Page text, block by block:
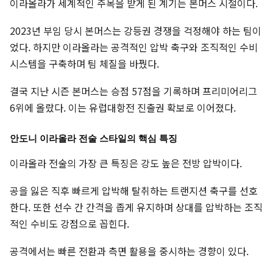
이라올라가 세계적인 주목을 받게 된 계기는 본머스 시절이다.
2023년 부임 당시 본머스는 강등권 경쟁을 걱정해야 하는 팀이
었다. 하지만 이라올라는 공격적인 압박 축구와 조직적인 수비
시스템을 구축하며 팀 체질을 바꿨다.
결국 지난 시즌 본머스는 승점 57점을 기록하며 프리미어리그
6위에 올랐다. 이는 유럽대항전 진출권 확보로 이어졌다.
안도니 이라올라 전술 스타일의 핵심 특징
이라올라 전술의 가장 큰 특징은 강도 높은 전방 압박이다.
공을 잃은 직후 빠르게 압박해 탈취하는 트랜지션 축구를 선호
한다. 또한 선수 간 간격을 좁게 유지하며 상대를 압박하는 조직
적인 수비도 강점으로 꼽힌다.
공격에서는 빠른 전환과 측면 활용을 중시하는 경향이 있다.